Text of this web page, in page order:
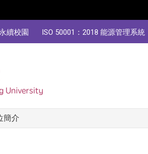
永續校園 ISO 50001：2018 能源管理系統
簡介